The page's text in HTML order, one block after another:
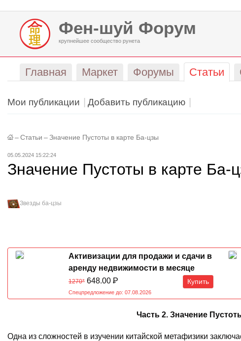
Фен-шуй Форум
крупнейшее сообщество рунета
Главная Маркет Форумы Статьи
Мои публикации Добавить публикацию
– Статьи – Значение Пустоты в карте Ба-цзы
05.05.2024 15:22:24
Значение Пустоты в карте Ба-
Звезды ба-цзы
Активизации для продажи и сдачи в
аренду недвижимости в месяце
Обезьяны 07.08-07.09.2026
1270* 648.00 Р Купить
Спецпредложение до: 07.08.2026
Часть 2. Значение
Одна из сложностей в изучении китайской метафизики